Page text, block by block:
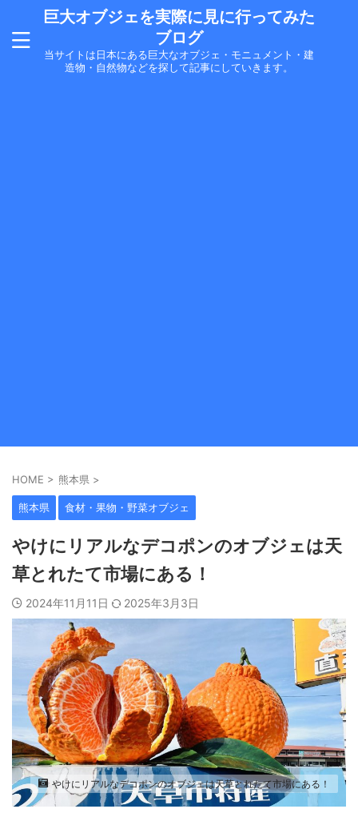
巨大オブジェを実際に見に行ってみた
ブログ
当サイトは日本にある巨大なオブジェ・モニュメント・建
造物・自然物などを探して記事にしていきます。
HOME > 熊本県 >
熊本県 食材・果物・野菜オブジェ
やけにリアルなデコポンのオブジェは天
草とれたて市場にある！
2024年11月11日 2025年3月3日
やけにリアルなデコポンのオブジェは天草とれたて市場にある！